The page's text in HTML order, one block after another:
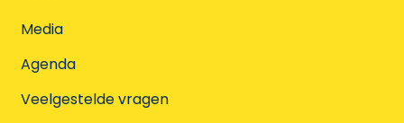
Media
Agenda
Veelgestelde vragen